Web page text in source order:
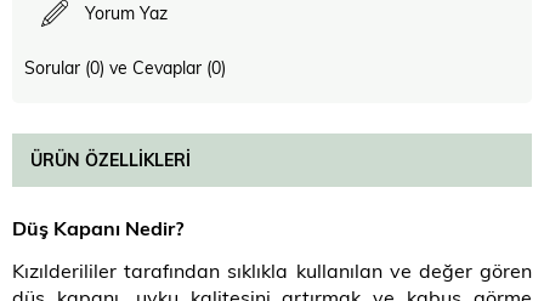
Yorum Yaz
Sorular (0) ve Cevaplar (0)
ÜRÜN ÖZELLIKLERI
Düş Kapanı Nedir?
Kızılderililer tarafından sıklıkla kullanılan ve değer gören